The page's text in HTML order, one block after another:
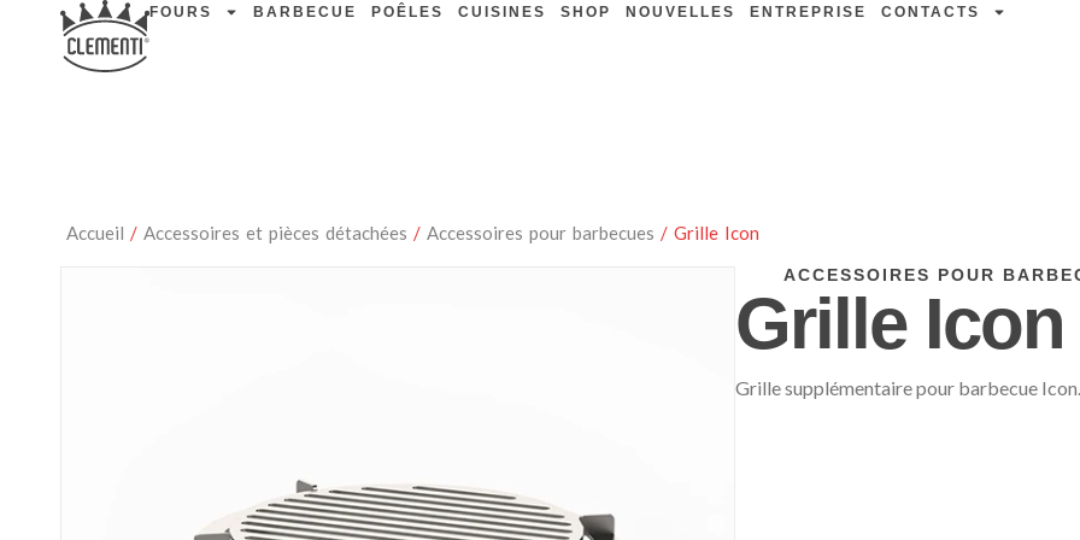
FOURS BARBECUE POÊLES CUISINES SHOP NOUVELLES ENTREPRISE CONTACTS
Accueil / Accessoires et pièces détachées / Accessoires pour barbecues / Grille Icon
ACCESSOIRES POUR
Grille Icon
Grille supplémentaire pour barbecue Icon.